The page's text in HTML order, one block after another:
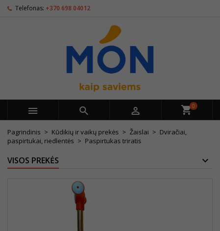
Telefonas: +370 698 04012
   0
Pagrindinis Kūdikių ir vaikų prekės Žaislai
Dviračiai,
paspirtukai, riedlentės
Paspirtukas triratis
VISOS PREKĖS